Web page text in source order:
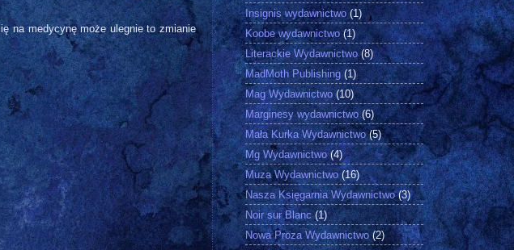
na medycynę może ulegnie to zmianie
Insignis wydawnictwo (1)
Koobe wydawnictwo (1)
Literackie Wydawnictwo (8)
MadMoth Publishing (1)
Mag Wydawnictwo (10)
Marginesy wydawnictwo (6)
Mała Kurka Wydawnictwo (5)
Mg Wydawnictwo (4)
Muza Wydawnictwo (16)
Nasza Księgarnia Wydawnictwo (3)
Noir sur Blanc (1)
Nowa Proza Wydawnictwo (2)